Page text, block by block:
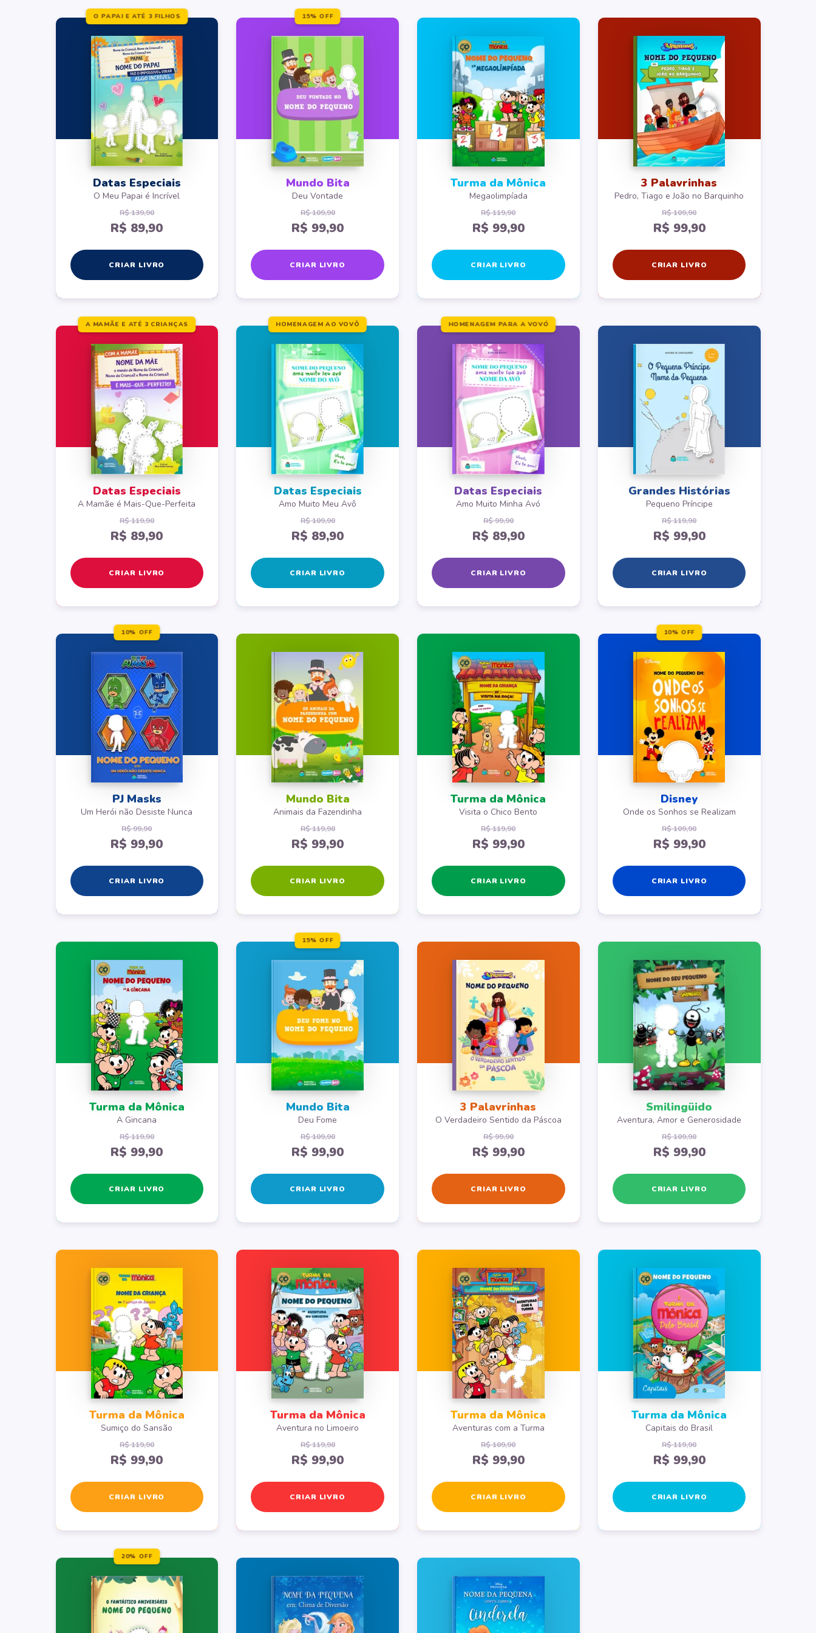
O PAPAI E ATÉ 3 FILHOS
Datas Especiais
O Meu Papai é Incrível
R$ 139,90
R$ 89,90
CRIAR LIVRO
15% OFF
Mundo Bita
Deu Vontade
R$ 109,90
R$ 99,90
CRIAR LIVRO
Turma da Mônica
Megaolimpíada
R$ 119,90
R$ 99,90
CRIAR LIVRO
3 Palavrinhas
Pedro, Tiago e João no Barquinho
R$ 109,90
R$ 99,90
CRIAR LIVRO
A MAMÃE E ATÉ 3 CRIANÇAS
Datas Especiais
A Mamãe é Mais-Que-Perfeita
R$ 119,90
R$ 89,90
CRIAR LIVRO
HOMENAGEM AO VOVÔ
Datas Especiais
Amo Muito Meu Avô
R$ 109,90
R$ 89,90
CRIAR LIVRO
HOMENAGEM PARA A VOVÓ
Datas Especiais
Amo Muito Minha Avó
R$ 99,90
R$ 89,90
CRIAR LIVRO
Grandes Histórias
Pequeno Príncipe
R$ 119,90
R$ 99,90
CRIAR LIVRO
10% OFF
PJ Masks
Um Herói não Desiste Nunca
R$ 99,90
R$ 99,90
CRIAR LIVRO
Mundo Bita
Animais da Fazendinha
R$ 119,90
R$ 99,90
CRIAR LIVRO
Turma da Mônica
Visita o Chico Bento
R$ 119,90
R$ 99,90
CRIAR LIVRO
10% OFF
Disney
Onde os Sonhos se Realizam
R$ 109,90
R$ 99,90
CRIAR LIVRO
Turma da Mônica
A Gincana
R$ 119,90
R$ 99,90
CRIAR LIVRO
15% OFF
Mundo Bita
Deu Fome
R$ 109,90
R$ 99,90
CRIAR LIVRO
3 Palavrinhas
O Verdadeiro Sentido da Páscoa
R$ 99,90
R$ 99,90
CRIAR LIVRO
Smilingüido
Aventura, Amor e Generosidade
R$ 109,90
R$ 99,90
CRIAR LIVRO
Turma da Mônica
Sumiço do Sansão
R$ 119,90
R$ 99,90
CRIAR LIVRO
Turma da Mônica
Aventura no Limoeiro
R$ 119,90
R$ 99,90
CRIAR LIVRO
Turma da Mônica
Aventuras com a Turma
R$ 109,90
R$ 99,90
CRIAR LIVRO
Turma da Mônica
Capitais do Brasil
R$ 119,90
R$ 99,90
CRIAR LIVRO
20% OFF